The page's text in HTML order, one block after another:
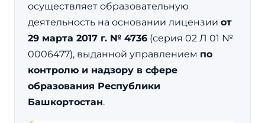
осуществляет образовательную
деятельность на основании лицензии от
29 марта 2017 г. № 4736 (серия 02 Л 01 №
0006477), выданной управлением по
контролю и надзору в сфере
образования Республики
Башкортостан.